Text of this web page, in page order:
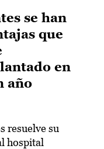
se han
que
en
año
resuelve su
hospital